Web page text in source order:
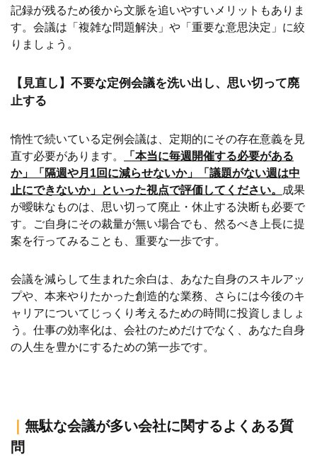
記録が残るため後から文脈を追いやすいメリットもありま
す。会議は「複雑な問題解決」や「重要な意思決定」に絞
りましょう。
【見直し】不要な定例会議を洗い出し、思い切って廃
止する
惰性で続いている定例会議は、定期的にその存在意義を見
直す必要があります。
「本当に毎週開催する必要がある
か」「隔週や月1回に減らせないか」「議題がない週は中
止にできないか」といった視点で評価してください。
成果
が曖昧なものは、思い切って廃止・休止する決断も必要で
す。ご自身にその裁量が無い場合でも、然るべき上長に提
案を行ってみることも、重要な一歩です。
会議を減らして生まれた余白は、あなた自身のスキルアッ
プや、本来やりたかった創造的な業務、さらには今後のキ
ャリアについてじっくり考えるための時間に投資しましょ
う。仕事の効率化は、会社のためだけでなく、あなた自身
の人生を豊かにするための第一歩です。
｜ 無駄な会議が多い会社に関するよくある質
問